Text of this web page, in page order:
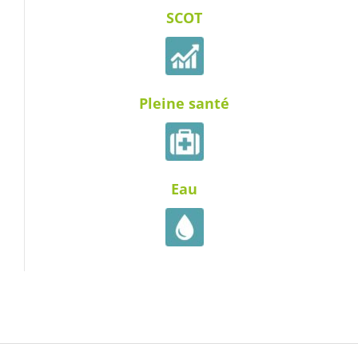
SCOT
Pleine santé
Eau